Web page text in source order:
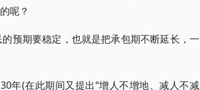
呢？
预期要稳定，也就是把承包期不断延长，一
年(在此期间又提出“增人不增地、减人不减